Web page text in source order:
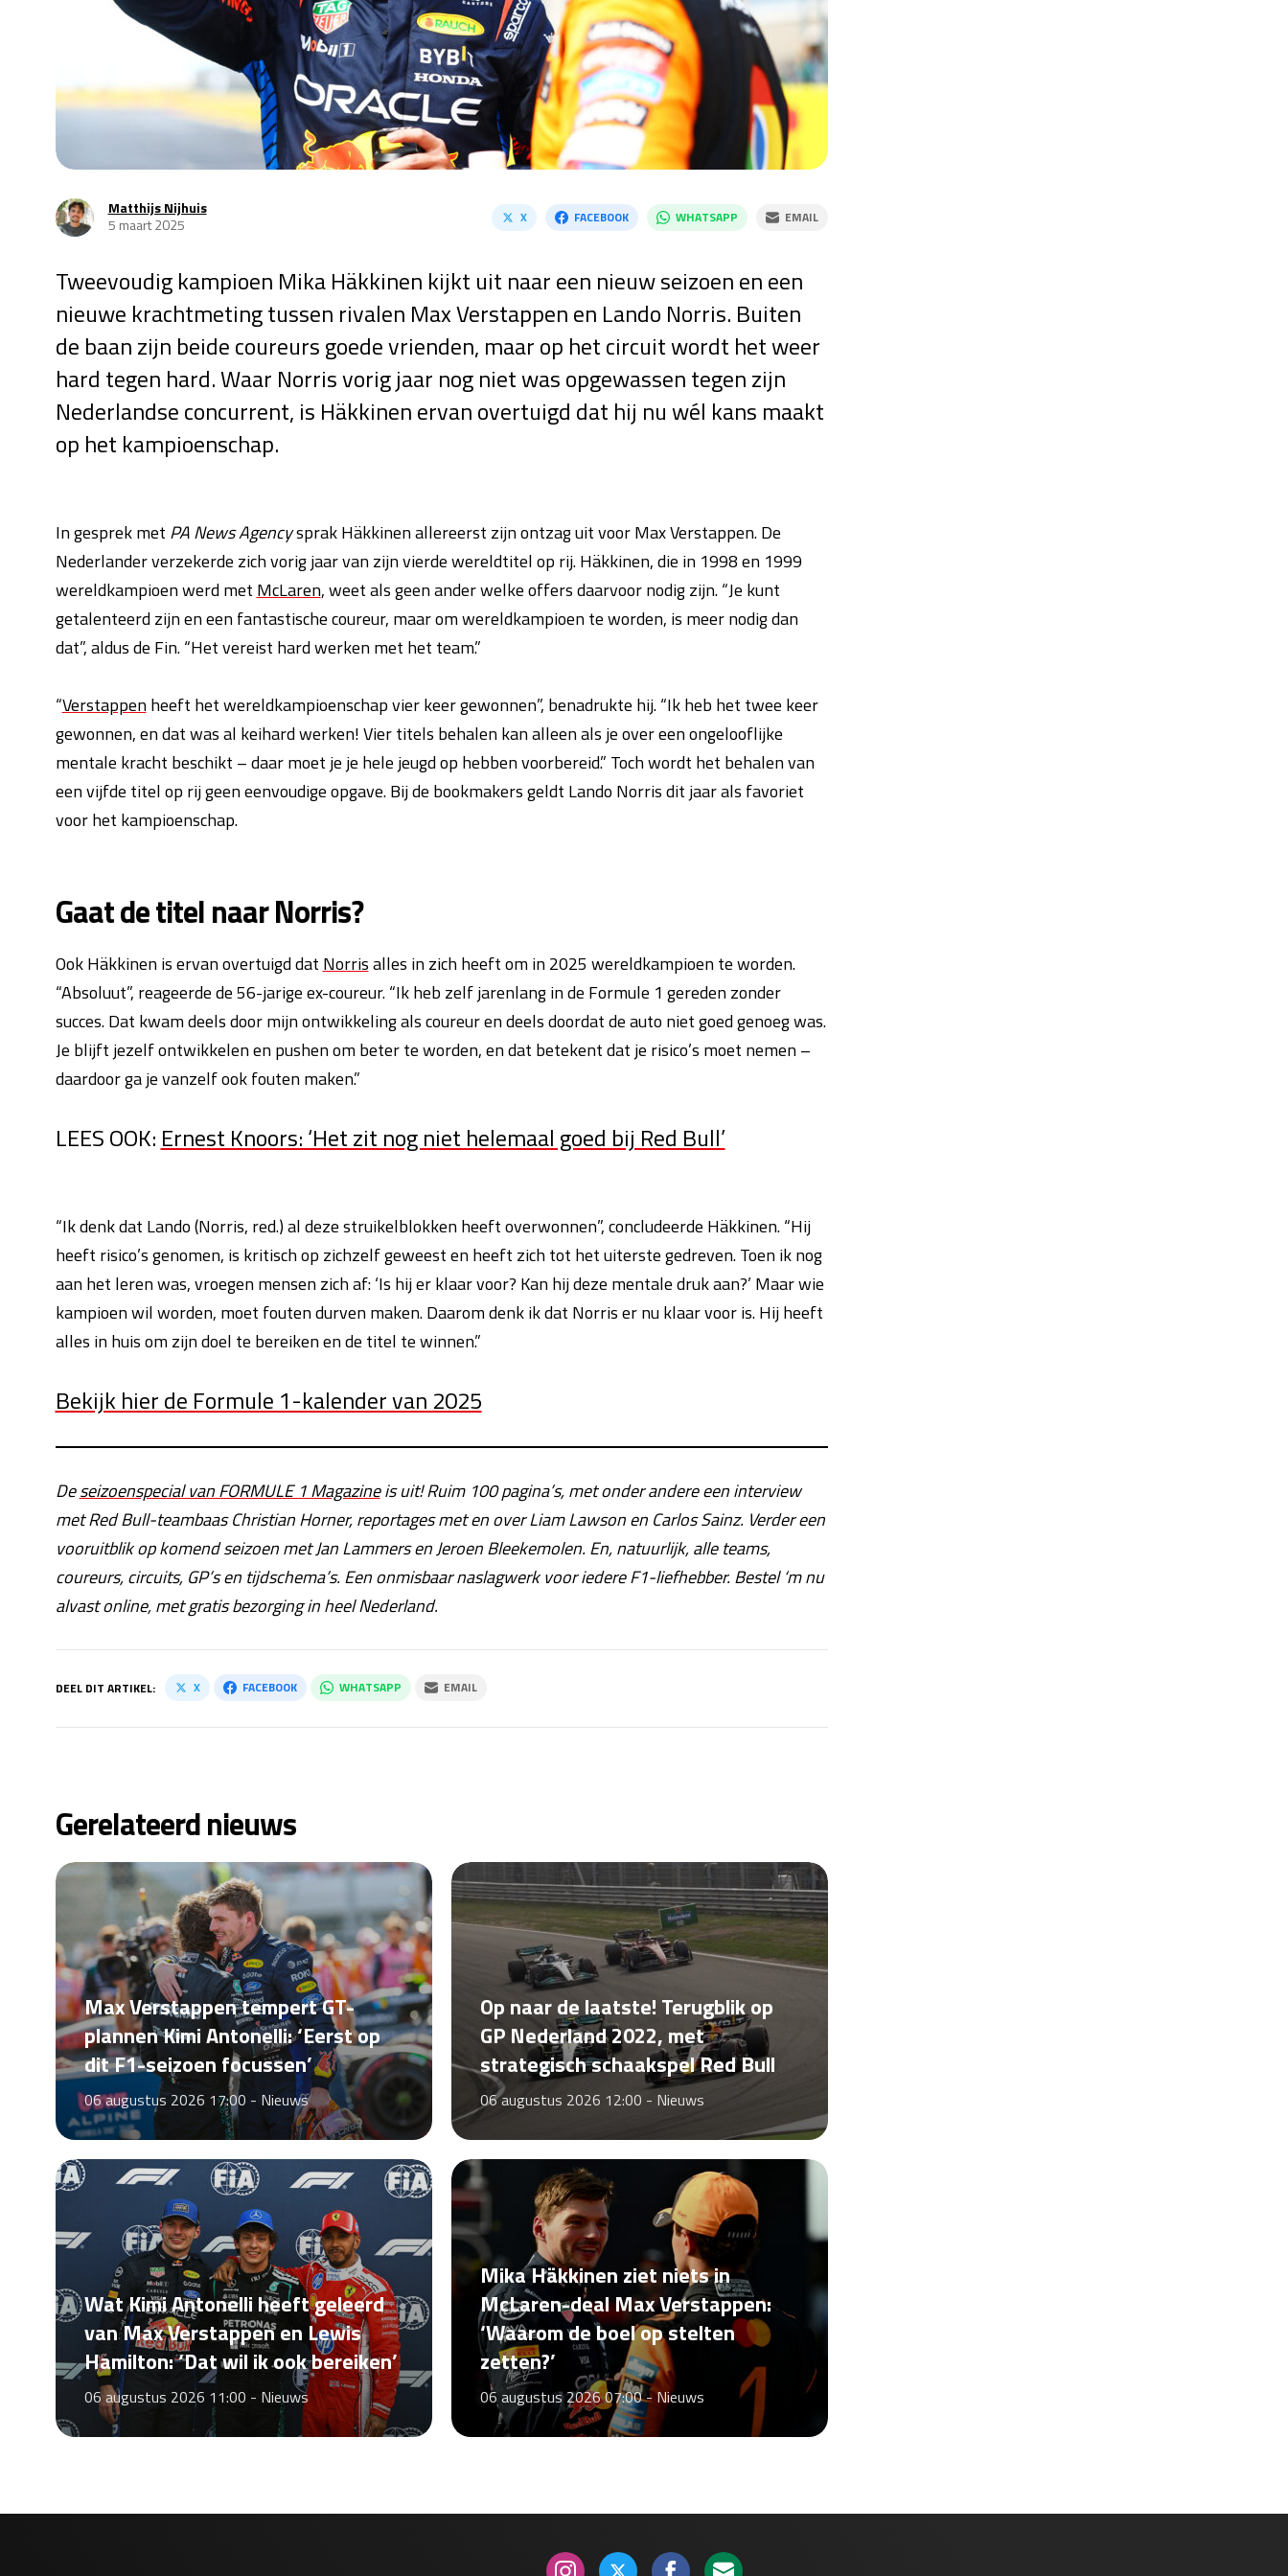
Matthijs Nijhuis
5 maart 2025
X FACEBOOK WHATSAPP EMAIL
Tweevoudig kampioen Mika Häkkinen kijkt uit naar een nieuw seizoen en een
nieuwe krachtmeting tussen rivalen Max Verstappen en Lando Norris. Buiten
de baan zijn beide coureurs goede vrienden, maar op het circuit wordt het weer
hard tegen hard. Waar Norris vorig jaar nog niet was opgewassen tegen zijn
Nederlandse concurrent, is Häkkinen ervan overtuigd dat hij nu wél kans maakt
op het kampioenschap.
In gesprek met PA News Agencysprak Häkkinen allereerst zijn ontzag uit voor Max Verstappen. De
Nederlander verzekerde zich vorig jaar van zijn vierde wereldtitel op rij. Häkkinen, die in 1998 en 1999
wereldkampioen werd met McLaren, weet als geen ander welke offers daarvoor nodig zijn. “Je kunt
getalenteerd zijn en een fantastische coureur, maar om wereldkampioen te worden, is meer nodig dan
dat”, aldus de Fin. “Het vereist hard werken met het team.”
“Verstappenheeft het wereldkampioenschap vier keer gewonnen”, benadrukte hij. “Ik heb het twee keer
gewonnen, en dat was al keihard werken! Vier titels behalen kan alleen als je over een ongelooflijke
mentale kracht beschikt – daar moet je je hele jeugd op hebben voorbereid.” Toch wordt het behalen van
een vijfde titel op rij geen eenvoudige opgave. Bij de bookmakers geldt Lando Norris dit jaar als favoriet
voor het kampioenschap.
Gaat de titel naar Norris?
Ook Häkkinen is ervan overtuigd dat Norrisalles in zich heeft om in 2025 wereldkampioen te worden.
“Absoluut”, reageerde de 56-jarige ex-coureur. “Ik heb zelf jarenlang in de Formule 1 gereden zonder
succes. Dat kwam deels door mijn ontwikkeling als coureur en deels doordat de auto niet goed genoeg was.
Je blijft jezelf ontwikkelen en pushen om beter te worden, en dat betekent dat je risico’s moet nemen –
daardoor ga je vanzelf ook fouten maken.”
LEES OOK: Ernest Knoors: ‘Het zit nog niet helemaal goed bij Red Bull’
“Ik denk dat Lando (Norris, red.) al deze struikelblokken heeft overwonnen”, concludeerde Häkkinen. “Hij
heeft risico’s genomen, is kritisch op zichzelf geweest en heeft zich tot het uiterste gedreven. Toen ik nog
aan het leren was, vroegen mensen zich af: ‘Is hij er klaar voor? Kan hij deze mentale druk aan?’ Maar wie
kampioen wil worden, moet fouten durven maken. Daarom denk ik dat Norris er nu klaar voor is. Hij heeft
alles in huis om zijn doel te bereiken en de titel te winnen.”
Bekijk hier de Formule 1-kalender van 2025
Deseizoenspecial van FORMULE 1 Magazineis uit! Ruim 100 pagina’s, met onder andere een interview
met Red Bull-teambaas Christian Horner, reportages met en over Liam Lawson en Carlos Sainz. Verder een
vooruitblik op komend seizoen met Jan Lammers en Jeroen Bleekemolen. En, natuurlijk, alle teams,
coureurs, circuits, GP’s en tijdschema’s. Een onmisbaar naslagwerk voor iedere F1-liefhebber. Bestel ‘m nu
alvast online, met gratis bezorging in heel Nederland.
DEEL DIT ARTIKEL: X FACEBOOK WHATSAPP EMAIL
Gerelateerd nieuws
Max Verstappen tempert GT-
plannen Kimi Antonelli: ‘Eerst op
dit F1-seizoen focussen’
06 augustus 2026 17:00 - Nieuws
Op naar de laatste! Terugblik op
GP Nederland 2022, met
strategisch schaakspel Red Bull
06 augustus 2026 12:00 - Nieuws
Wat Kimi Antonelli heeft geleerd
van Max Verstappen en Lewis
Hamilton: ‘Dat wil ik ook bereiken’
06 augustus 2026 11:00 - Nieuws
Mika Häkkinen ziet niets in
McLaren-deal Max Verstappen:
‘Waarom de boel op stelten
zetten?’
06 augustus 2026 07:00 -Nieuws